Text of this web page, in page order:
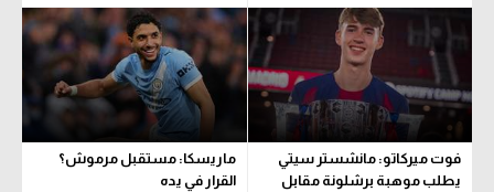
فوت ميركاتو: مانشستر سيتي
يطلب موهبة برشلونة مقابل
ماريسكا: مستقبل مرموش؟
القرار في يده